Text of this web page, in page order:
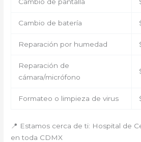
Cambio de batería
Reparación por humedad
Reparación de
cámara/micrófono
Formateo o limpieza de virus
📍 Estamos cerca de ti: Hospital de
en toda CDMX